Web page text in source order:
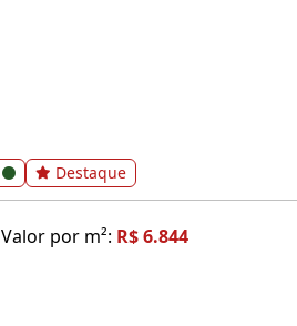
Destaque
Valor por m²: R$ 6.844